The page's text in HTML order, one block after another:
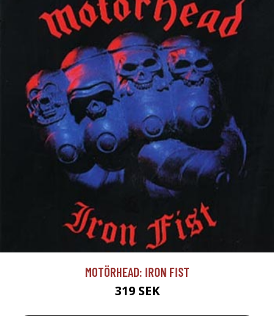
MOTÖRHEAD: IRON FIST
319 SEK